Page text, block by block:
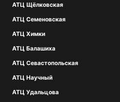
АТЦ Щёлковская
АТЦ Семеновская
АТЦ Химки
АТЦ Балашиха
АТЦ Севастопольская
АТЦ Научный
АТЦ Удальцова